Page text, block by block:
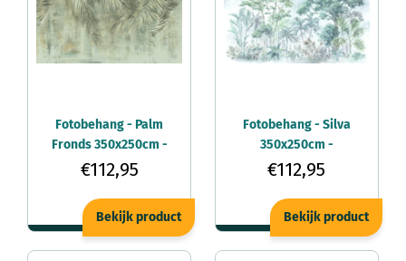
Fotobehang - Palm
Fronds 350x250cm -
Vliesbehang
€112,95
Bekijk product
Fotobehang - Silva
350x250cm -
Vliesbehang
€112,95
Bekijk product